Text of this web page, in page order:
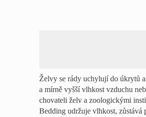
Želvy se rády uchylují do úkrytů
a mírně vyšší vlhkost vzduchu
chovateli želv a zoologickými
Bedding udržuje vlhkost, zůstává